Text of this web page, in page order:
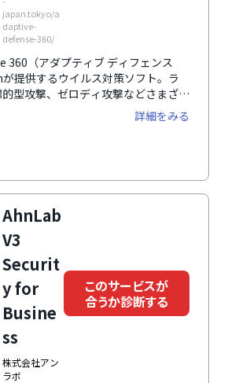
japan.tokyo/a
daptive-
defense-360/
360（アダプティブ ディフェンス
提供するウイルス対策ソフト。ラ
型攻撃、ゼロディ攻撃などさまざま
詳細をみる
AhnLab
V3
Securit
y for
Busine
ss
株式会社アン
ラボ
このサービスが
合うか診断する